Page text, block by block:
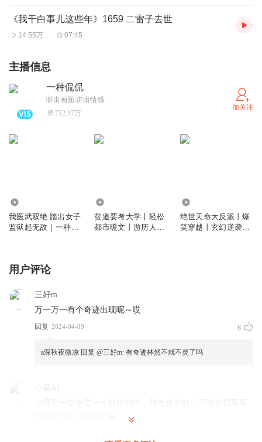
《我干白事儿这些年》1659 二雷子去世
14.55万 07:45
主播信息
一种侃侃
听出画面.讲出情感.
712.17万
加关注
我医武双绝 踏出女子
监狱起无敌｜一种侃
贫道要考大学丨轻松
都市暖文丨游历人间
绝世天命大反派丨爆
笑穿越丨玄幻逆袭丨
用户评论
三好m
万一万一有个奇迹出现呢～哎
回复 2024-04-09 8
a深秋夜微凉 回复 @三好m: 有奇迹林然不就不灵了吗
小草AI